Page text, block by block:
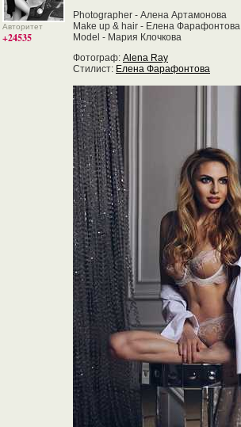
Авторитет
+24535
Photographer - Алена Артамонова
Make up & hair - Елена Фарафонтова
Model - Мария Клочкова
Фотограф: Alena Ray
Стилист: Елена Фарафонтова